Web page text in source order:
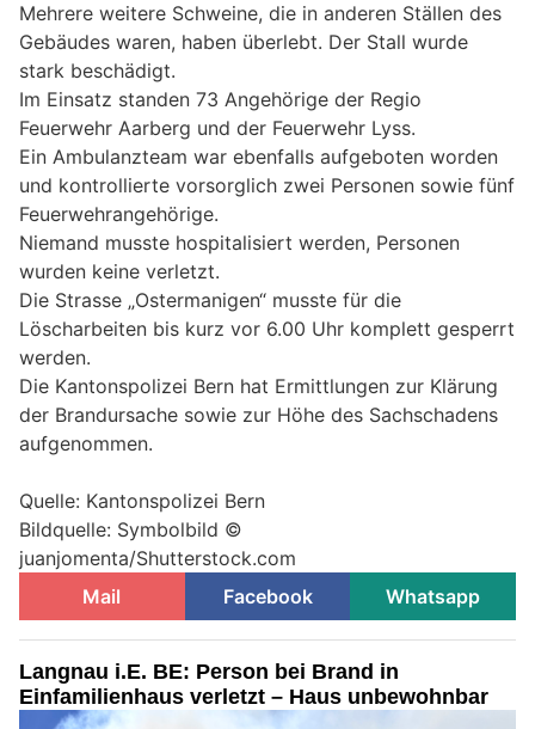
Mehrere weitere Schweine, die in anderen Ställen des
Gebäudes waren, haben überlebt. Der Stall wurde
stark beschädigt.
Im Einsatz standen 73 Angehörige der Regio
Feuerwehr Aarberg und der Feuerwehr Lyss.
Ein Ambulanzteam war ebenfalls aufgeboten worden
und kontrollierte vorsorglich zwei Personen sowie fünf
Feuerwehrangehörige.
Niemand musste hospitalisiert werden, Personen
wurden keine verletzt.
Die Strasse „Ostermanigen“ musste für die
Löscharbeiten bis kurz vor 6.00 Uhr komplett gesperrt
werden.
Die Kantonspolizei Bern hat Ermittlungen zur Klärung
der Brandursache sowie zur Höhe des Sachschadens
aufgenommen.
Quelle: Kantonspolizei Bern
Bildquelle: Symbolbild ©
juanjomenta/Shutterstock.com
Mail
Facebook Whatsapp
Langnau i.E. BE: Person bei Brand in
Einfamilienhaus verletzt – Haus unbewohnbar